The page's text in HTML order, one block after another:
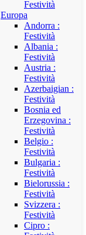
Festività
Europa
Andorra :
Festività
Albania :
Festività
Austria :
Festività
Azerbaigian :
Festività
Bosnia ed
Erzegovina :
Festività
Belgio :
Festività
Bulgaria :
Festività
Bielorussia :
Festività
Svizzera :
Festività
Cipro :